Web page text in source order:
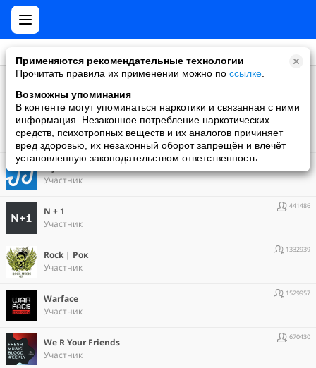
Применяются рекомендательные технологии
Прочитать правила их применении можно по ссылке
Возможны упоминания
В контенте могут упоминаться наркотики и связанная с ними
информация. Незаконное потребление наркотических
средств, психотропных веществ и их аналогов причиняет
вред здоровью, их незаконный оборот запрещён и влечёт
установленную законодательством ответственность
Android
Участник
Hi-Tech | Наука и техника
Участник
My music
Участник
N + 1
Участник
441486
Rock | Рок
Участник
1332939
Warface
Участник
1529957
We R Your Friends
Участник
670430